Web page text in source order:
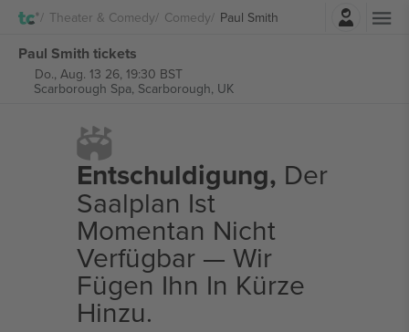
Theater & Comedy Comedy Paul Smith
Einloggen
Paul Smith tickets
Do., Aug. 13 26, 19:30 BST
Scarborough Spa, Scarborough, UK
Entschuldigung, Der
Saalplan Ist
Momentan Nicht
Verfügbar — Wir
Fügen Ihn In Kürze
Hinzu.